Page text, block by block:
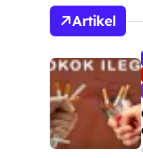
Artikel